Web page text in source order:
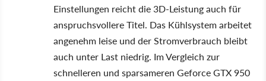
Einstellungen reicht die 3D-Leistung auch für
anspruchsvollere Titel. Das Kühlsystem arbeitet
angenehm leise und der Stromverbrauch bleibt
auch unter Last niedrig. Im Vergleich zur
schnelleren und sparsameren Geforce GTX 950